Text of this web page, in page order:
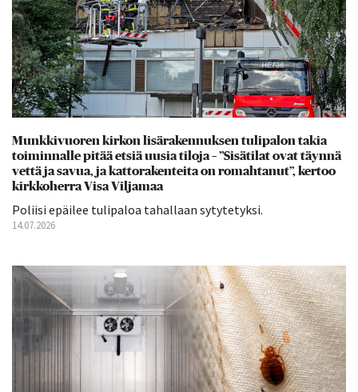
Munkkivuoren kirkon lisärakennuksen tulipalon takia
toiminnalle pitää etsiä uusia tiloja – ”Sisätilat ovat täynnä
vettä ja savua, ja kattorakenteita on romahtanut”, kertoo
kirkkoherra Visa Viljamaa
Poliisi epäilee tulipaloa tahallaan sytytetyksi.
14.07.2026